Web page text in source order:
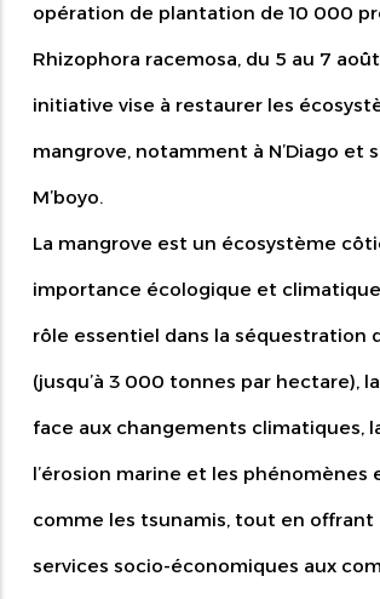
opération de plantation de 10 000
Rhizophora racemosa, du 5 au 7
initiative vise à restaurer les
mangrove, notamment à N’Diago et
M’boyo.
La mangrove est un écosystème
importance écologique et
rôle essentiel dans la séquestration
(jusqu’à 3 000 tonnes par hectare),
face aux changements climatiques,
l’érosion marine et les phénomènes
comme les tsunamis, tout en offrant
services socio-économiques aux